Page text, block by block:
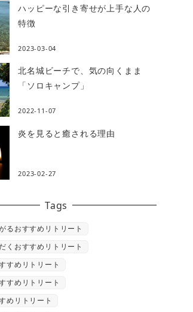
ハッピーな引き寄せが上手な人の
特徴
2023-03-04
北名城ビーチで、気の向くまま
「ソロキャンプ」
2022-11-07
炎を見ると癒される理由
2023-02-27
Tags
るおすすめリトリート
くおすすめリトリート
すめリトリート
すめリトリート
めリトリート